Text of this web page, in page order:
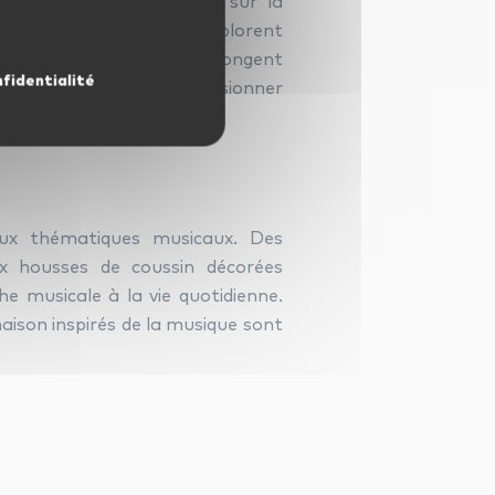
des titres qui explorent
penser à ceux qui plongent
manière intelligente de fusionner
thématiques musicaux. Des
de coussin décorées
musicale à la vie quotidienne.
inspirés de la musique sont